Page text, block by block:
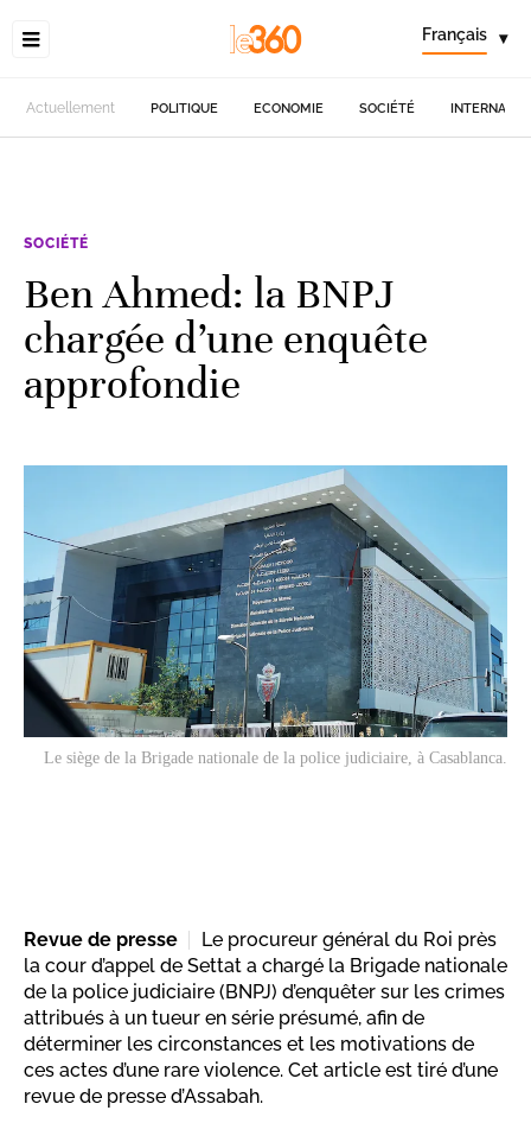
Français ▾
Actuellement POLITIQUE ECONOMIE SOCIÉTÉ
SOCIÉTÉ
Ben Ahmed: la BNPJ
chargée d’une enquête
approfondie
Le siège de la Brigade nationale de la police judiciaire, à Casablanca.
Revue de presse
Le procureur général du Roi près
la cour d’appel de Settat a chargé la Brigade nationale
de la police judiciaire (BNPJ) d’enquêter sur les crimes
attribués à un tueur en série présumé, afin de
déterminer les circonstances et les motivations de
ces actes d’une rare violence. Cet article est tiré d’une
revue de presse d’Assabah.